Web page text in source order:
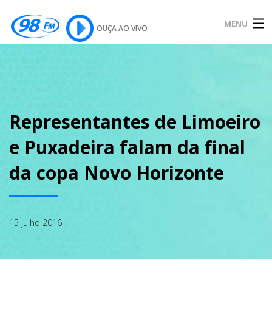
OUÇA AO VIVO MENU
SOBRE
Representantes de Limoeiro
e Puxadeira falam da final
da copa Novo Horizonte
15 julho 2016